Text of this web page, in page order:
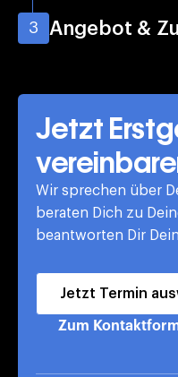
3 Angebot &
Jetzt
Wir sprechen über
beraten Dich zu
beantworten Dir
Jetzt Termin
Zum